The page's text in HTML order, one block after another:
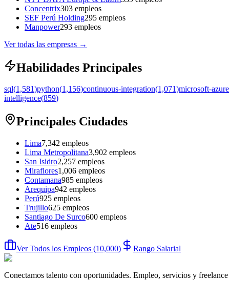
Concentrix303 empleos
SEF Perú Holding295 empleos
Manpower293 empleos
Ver todas las empresas →
Habilidades Principales
sql(1,581)python(1,156)continuous-integration(1,071)microsoft-azure
intelligence(859)
Principales Ciudades
Lima7,342 empleos
Lima Metropolitana3,902 empleos
San Isidro2,257 empleos
Miraflores1,006 empleos
Contamana985 empleos
Arequipa942 empleos
Perú925 empleos
Trujillo625 empleos
Santiago De Surco600 empleos
Ate516 empleos
Ver Todos los Empleos (10,000) Rango Salarial
Conectamos talento con oportunidades. Empleo, servicios y